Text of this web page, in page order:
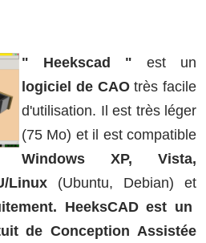
" Heekscad " est un
logiciel de CAOtrès facile
d'utilisation. Il est très léger
(75 Mo) et il est compatible
Windows XP, Vista,
Linux(Ubuntu, Debian) et
HeeksCAD est un
de Conception Assistée